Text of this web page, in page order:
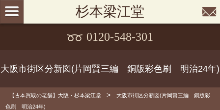
杉本梁江堂
0120-548-301
大阪市街区分新図(片岡賢三編 銅版彩色刷 明治24年)
【古本買取の老舗】大阪・杉本梁江堂 >
大阪市街区分新図(片岡賢三編 銅版彩
色刷 明治24年)